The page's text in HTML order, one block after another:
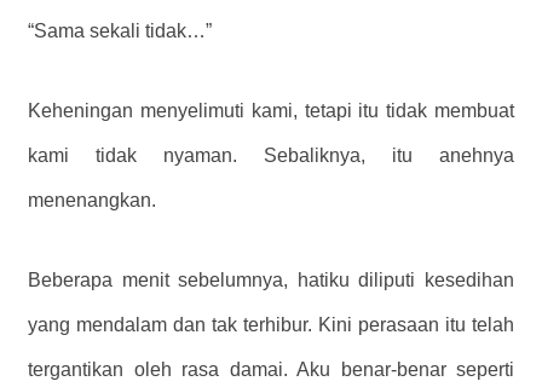
“Sama sekali tidak…”
Keheningan menyelimuti kami, tetapi itu tidak membuat
kami tidak nyaman. Sebaliknya, itu anehnya
menenangkan.
Beberapa menit sebelumnya, hatiku diliputi kesedihan
yang mendalam dan tak terhibur. Kini perasaan itu telah
tergantikan oleh rasa damai. Aku benar-benar seperti